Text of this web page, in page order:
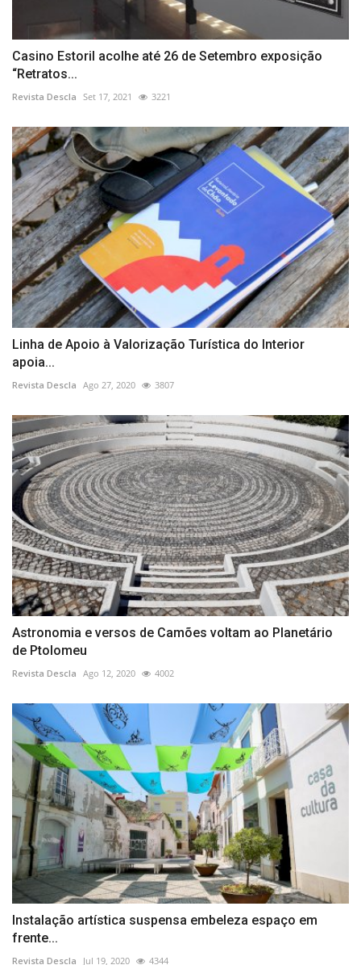
Casino Estoril acolhe até 26 de Setembro exposição
“Retratos...
Revista Descla Set 17, 2021 3221
Linha de Apoio à Valorização Turística do Interior
apoia...
Revista Descla Ago 27, 2020 3807
Astronomia e versos de Camões voltam ao Planetário
de Ptolomeu
Revista Descla Ago 12, 2020 4002
Instalação artística suspensa embeleza espaço em
frente...
Revista Descla Jul 19, 2020 4344